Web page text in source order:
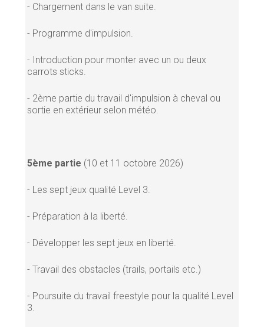
- Chargement dans le van suite.
- Programme d'impulsion.
- Introduction pour monter avec un ou deux
carrots sticks.
- 2ème partie du travail d'impulsion à cheval ou
sortie en extérieur selon météo.
5ème partie (10 et 11 octobre 2026)
- Les sept jeux qualité Level 3.
- Préparation à la liberté.
- Développer les sept jeux en liberté.
- Travail des obstacles (trails, portails etc.)
- Poursuite du travail freestyle pour la qualité Level
3.